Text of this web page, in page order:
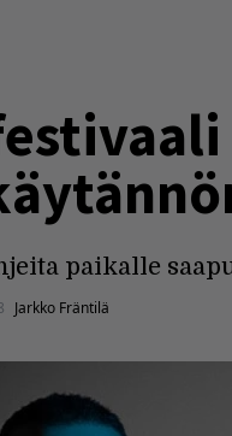
paikalle
Jarkko Fräntilä